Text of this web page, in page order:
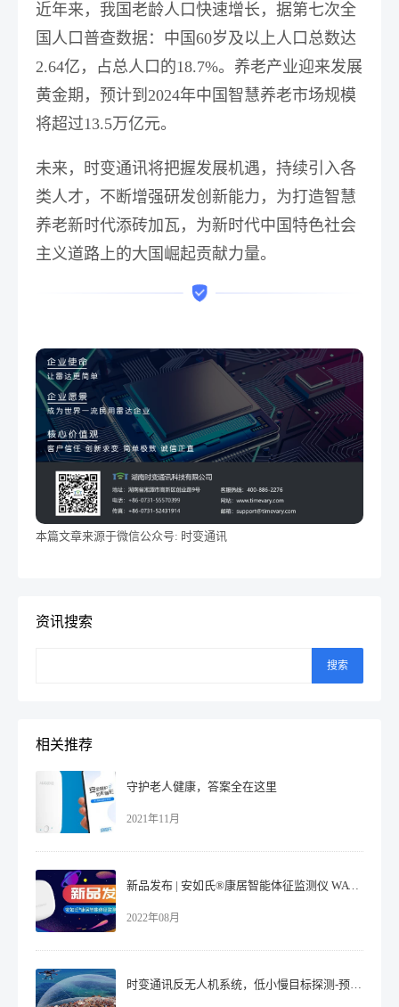
近年来，我国老龄人口快速增长，据第七次全
国人口普查数据：中国60岁及以上人口总数达
2.64亿，占总人口的18.7%。 养老产业迎来发展
黄金期，预计到2024年中国智慧养老市场规模
将超过13.5万亿元。
未来，时变通讯将把握发展机遇，持续引入各
类人才，不断增强研发创新能力，为打造智慧
养老新时代添砖加瓦，为新时代中国特色社会
主义道路上的大国崛起贡献力量。
本篇文章来源于微信公众号: 时变通讯
资讯搜索
搜索
相关推荐
守护老人健康，答案全在这里
2021年11月
新品发布 | 安如氏®康居智能体征监测仪 WAVVE
2022年08月
时变通讯反无人机系统，低小慢目标探测-预警-反制一步到位